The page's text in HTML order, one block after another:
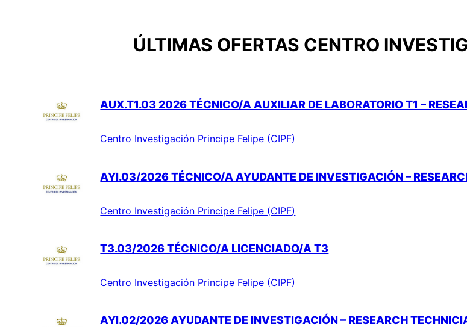
ÚLTIMAS OFERTAS CENTRO
AUX.T1.03 2026 TÉCNICO/A AUXILIAR DE LABORATORIO T1 –
Centro Investigación Principe Felipe (CIPF)
AYI.03/2026 TÉCNICO/A AYUDANTE DE INVESTIGACIÓN –
Centro Investigación Principe Felipe (CIPF)
T3.03/2026 TÉCNICO/A LICENCIADO/A T3
Centro Investigación Principe Felipe (CIPF)
AYI.02/2026 AYUDANTE DE INVESTIGACIÓN – RESEARCH